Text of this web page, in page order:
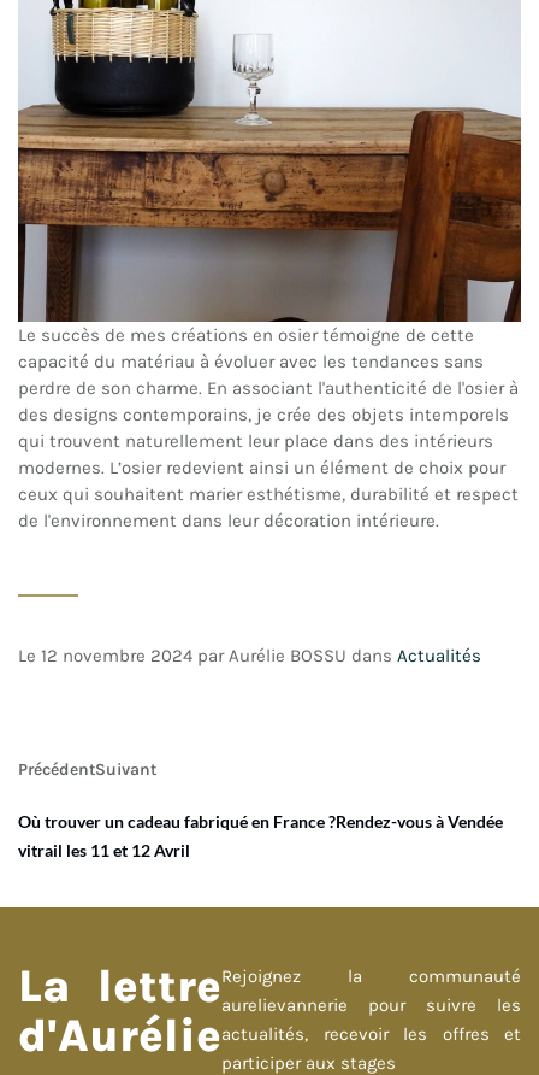
Le succès de mes créations en osier témoigne de cette
capacité du matériau à évoluer avec les tendances sans
perdre de son charme. En associant l'authenticité de l'osier à
des designs contemporains, je crée des objets intemporels
qui trouvent naturellement leur place dans des intérieurs
modernes. L’osier redevient ainsi un élément de choix pour
ceux qui souhaitent marier esthétisme, durabilité et respect
de l'environnement dans leur décoration intérieure.
Le 12 novembre 2024 parAurélie BOSSU dans Actualités
PrécédentSuivant
Où trouver un cadeau fabriqué en France ?Rendez-vous à Vendée
vitrail les 11 et 12 Avril
La lettre
d'Aurélie
Rejoignez la communauté
aurelievannerie pour suivre les
actualités, recevoir les offres et
participer aux stages